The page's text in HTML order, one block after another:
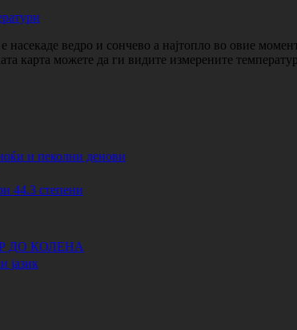
ведро и сончево а најтопло во овие
карта можете да ги видите измерените
и пеколни денови
степени
ДО КОЛЕНА
јазик